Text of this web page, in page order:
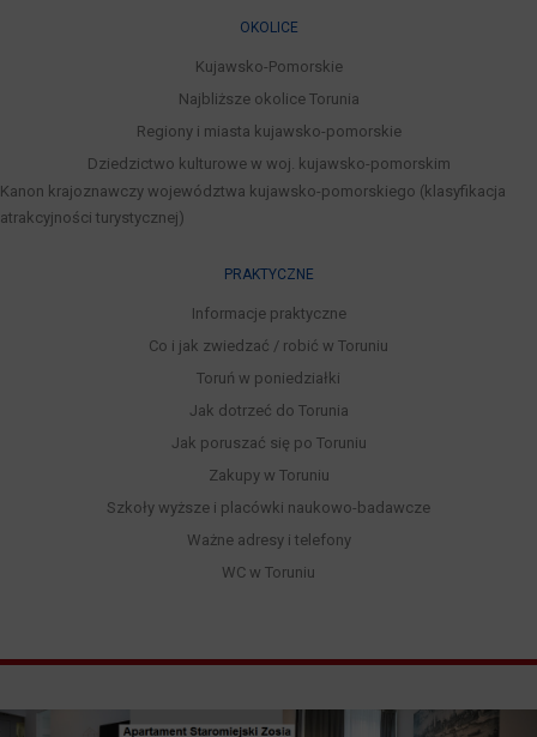
OKOLICE
Kujawsko-Pomorskie
Najbliższe okolice Torunia
Regiony i miasta kujawsko-pomorskie
Dziedzictwo kulturowe w woj. kujawsko-pomorskim
Kanon krajoznawczy województwa kujawsko-pomorskiego (klasyfikacja
atrakcyjności turystycznej)
PRAKTYCZNE
Informacje praktyczne
Co i jak zwiedzać / robić w Toruniu
Toruń w poniedziałki
Jak dotrzeć do Torunia
Jak poruszać się po Toruniu
Zakupy w Toruniu
Szkoły wyższe i placówki naukowo-badawcze
Ważne adresy i telefony
WC w Toruniu